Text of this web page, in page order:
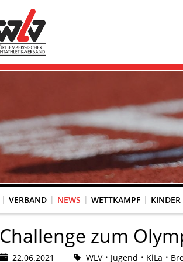
VERBAND NEWS WETTKAMPF
Challenge zum
22.06.2021 WLV Jugend KiLa